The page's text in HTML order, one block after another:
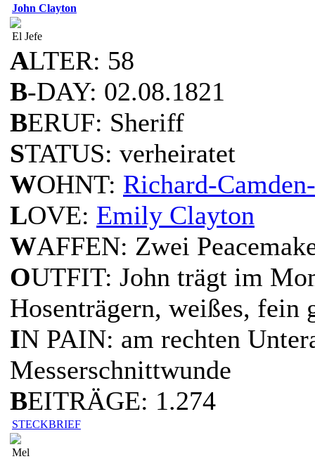
John Clayton
El Jefe
ALTER: 58
B-DAY: 02.08.1821
BERUF: Sheriff
STATUS: verheiratet
WOHNT: Richard-
LOVE: Emily Clayton
WAFFEN: Zwei
OUTFIT: John trägt im
Hosenträgern, weißes, fein
IN PAIN: am rechten
Messerschnittwunde
BEITRÄGE: 1.274
STECKBRIEF
Mel